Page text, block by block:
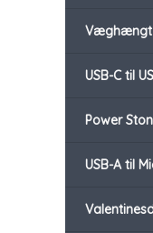
Væghængt
USB-C til
Power
USB-A til